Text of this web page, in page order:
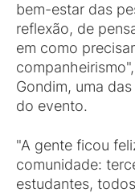
bem-estar das
reflexão, de
em como
Gondim, uma
do evento.
"A gente ficou
comunidade:
estudantes,